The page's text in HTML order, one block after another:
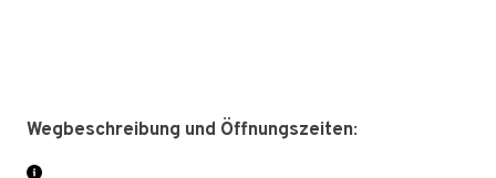
Wegbeschreibung und Öffnungszeiten: